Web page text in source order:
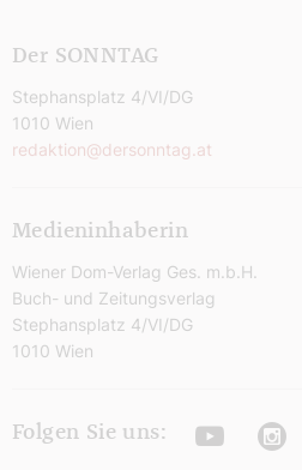
Der SONNTAG
Stephansplatz 4/VI/DG
1010 Wien
redaktion@dersonntag.at
Medieninhaberin
Wiener Dom-Verlag Ges. m.b.H.
Buch- und Zeitungsverlag
Stephansplatz 4/VI/DG
1010 Wien
Folgen Sie uns: Youtube